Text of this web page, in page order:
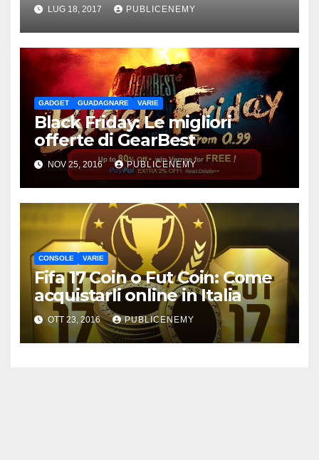
LUG 18, 2017 PUBLICENEMY
GADGET GUADAGNARE VARIE
Black Friday: Le migliori
offerte di GearBest
NOV 25, 2016 PUBLICENEMY
CONSOLE VARIE
Fifa 17 Coin o Fut Coin: Come
acquistarli online in Italia
OTT 23, 2016 PUBLICENEMY